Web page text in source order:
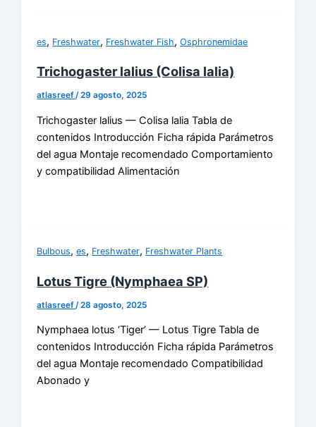
es, Freshwater, Freshwater Fish,Osphronemidae
Trichogaster lalius (Colisa lalia)
atlasreef/29 agosto, 2025
Trichogaster lalius — Colisa lalia Tabla de
contenidos Introducción Ficha rápida Parámetros
del agua Montaje recomendado Comportamiento
y compatibilidad Alimentación
Bulbous,es, Freshwater, Freshwater Plants
Lotus Tigre (Nymphaea SP)
atlasreef /28 agosto, 2025
Nymphaea lotus ‘Tiger’ — Lotus Tigre Tabla de
contenidos Introducción Ficha rápida Parámetros
del agua Montaje recomendado Compatibilidad
Abonado y